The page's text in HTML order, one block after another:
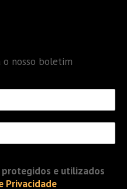
o nosso boletim
e utilizados
Privacidade